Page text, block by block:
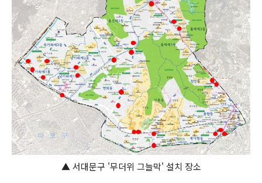
▲ 서대문구 '무더위 그늘막' 설치 장소